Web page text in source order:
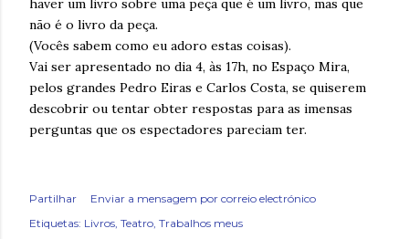
haver um livro sobre uma peça que é um livro, mas que
não é o livro da peça.
(Vocês sabem como eu adoro estas coisas).
Vai ser apresentado no dia 4, às 17h, no Espaço Mira,
pelos grandes Pedro Eiras e Carlos Costa, se quiserem
descobrir ou tentar obter respostas para as imensas
perguntas que os espectadores pareciam ter.
Partilhar
Enviar a mensagem por correio electrónico
Etiquetas: Livros Teatro Trabalhos meus